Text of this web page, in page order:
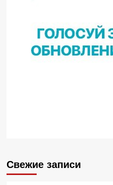
Свежие записи